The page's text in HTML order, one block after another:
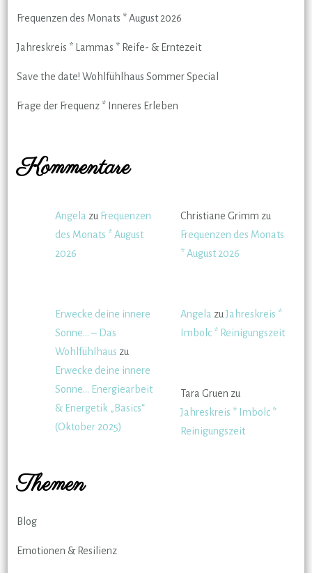
Frequenzen des Monats * August 2026
Jahreskreis * Lammas * Reife- & Erntezeit
Save the date! Wohlfühlhaus Sommer Special
Frage der Frequenz * Inneres Erleben
Kommentare
Angela zu Frequenzen
des Monats * August
2026
Christiane Grimm zu
Frequenzen des Monats
* August 2026
Erwecke deine innere
Sonne… – Das
Wohlfühlhaus zu
Erwecke deine innere
Sonne… Energiearbeit
& Energetik „Basics“
(Oktober 2025)
Angela zuJahreskreis *
Imbolc * Reinigungszeit
Tara Gruen zu
Jahreskreis * Imbolc *
Reinigungszeit
Themen
Blog
Emotionen & Resilienz